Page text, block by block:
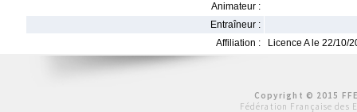
Animateur :
Entraîneur :
Affiliation :
Licence A le 22/10/
Copyright © 2015
Fédération Française des